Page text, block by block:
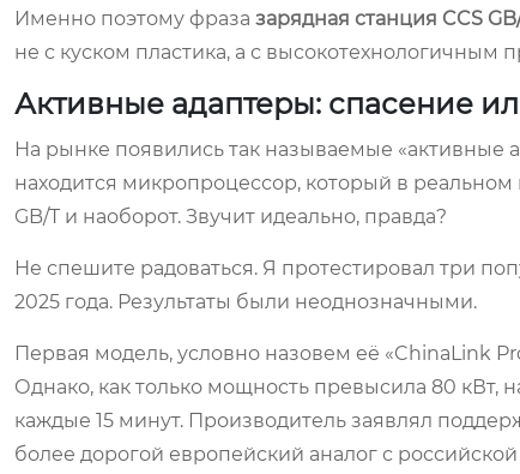
Именно поэтому фраза зарядная станция CCS
не с куском пластика, а с высокотехнологичным
Активные адаптеры: спасение
На рынке появились так называемые «активные
находится микропроцессор, который в
GB/T и наоборот. Звучит идеально, правда?
Не спешите радоваться. Я протестировал три
2025 года. Результаты были неоднозначными.
Первая модель, условно назовем её «ChinaLink
Однако, как только мощность превысила 80 кВт,
каждые 15 минут. Производитель заявлял
более дорогой европейский аналог с